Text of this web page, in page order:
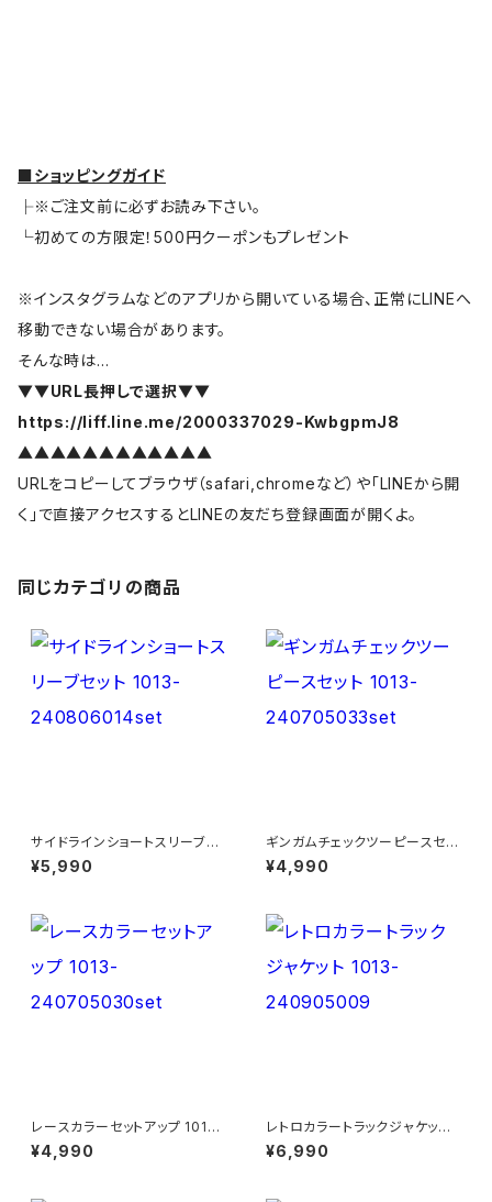
■ショッピングガイド
├※ご注文前に必ずお読み下さい。
└初めての方限定！500円クーポンもプレゼント
※インスタグラムなどのアプリから開いている場合、正常にLINEへ
移動できない場合があります。
そんな時は…
▼▼URL長押しで選択▼▼
https://liff.line.me/2000337029-KwbgpmJ8
▲▲▲▲▲▲▲▲▲▲▲▲
URLをコピーしてブラウザ（safari,chromeなど）や「LINEから開
く」で直接アクセスするとLINEの友だち登録画面が開くよ。
同じカテゴリの商品
サイドラインショートスリーブセ
ット 1013-240806014set
¥5,990
ギンガムチェックツーピースセッ
ト 1013-240705033set
¥4,990
レースカラーセットアップ 1013-
240705030set
¥4,990
レトロカラートラックジャケット 1
013-240905009
¥6,990